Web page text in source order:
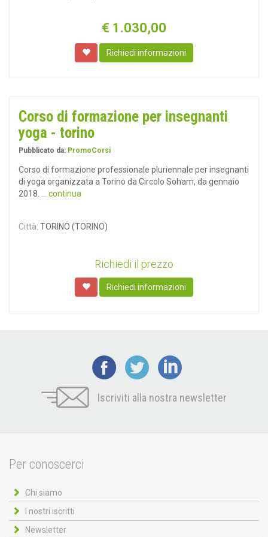
€ 1.030,00
Richiedi informazioni
Corso di formazione per insegnanti
yoga - torino
Pubblicato da: PromoCorsi
Corso di formazione professionale pluriennale per insegnanti
di yoga organizzata a Torino da Circolo Soham, da gennaio
2018.
... continua
Città: TORINO (TORINO)
Richiedi il prezzo
Richiedi informazioni
Iscriviti alla nostra newsletter
Per conoscerci
Chi siamo
I nostri iscritti
Newsletter